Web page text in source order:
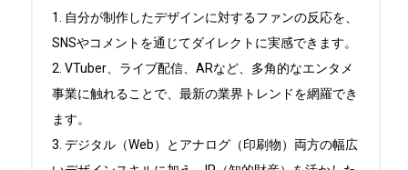
1. 自分が制作したデザインに対するファンの反応を、
SNSやコメントを通じてダイレクトに実感できます。
2. VTuber、ライブ配信、ARなど、多角的なエンタメ
事業に触れることで、最新の業界トレンドを網羅でき
ます。
3. デジタル（Web）とアナログ（印刷物）両方の幅広